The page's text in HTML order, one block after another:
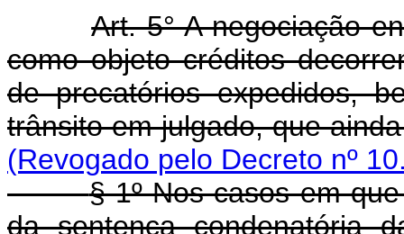
Art. 5° A negociação
como objeto créditos
de precatórios expedidos,
trânsito em julgado, que
(Revogado pelo Decreto nº
§ 1º Nos casos em
da sentença condenatória